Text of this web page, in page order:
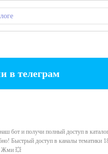
в телеграм
бот и получи полный доступ в
Быстрый доступ в каналы тематики
Жми 💥